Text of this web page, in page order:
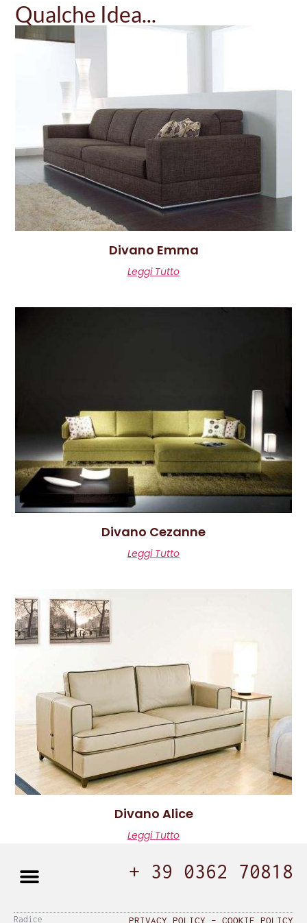
Qualche Idea...
Divano Emma
Leggi Tutto
Divano Cezanne
Leggi Tutto
Divano Alice
Leggi Tutto
+ 39 0362 70818
Radice PRIVACY POLICY – COOKIE POLICY